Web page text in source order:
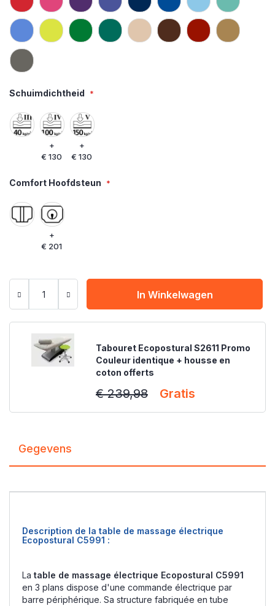
Schuimdichtheid
+
€ 130
+
€ 130
Comfort Hoofdsteun
+
€ 201
In Winkelwagen
Tabouret Ecopostural S2611 Promo
Couleur identique + housse en
coton offerts
€ 239,98 Gratis
Gegevens
Description de la table de massage électrique
Ecopostural C5991 :
La table de massage électrique Ecopostural C5991
en 3 plans dispose d'une commande électrique par
barre périphérique. Sa structure fabriquée en tube